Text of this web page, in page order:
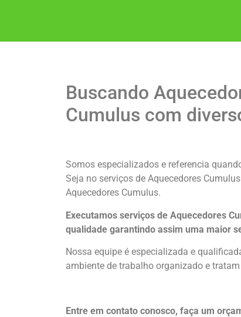
Buscando
Cumulus com
Somos especializados e referencia
Seja no serviços de Aquecedores Cumulus
Aquecedores Cumulus.
Executamos serviços de Aquecedores
qualidade garantindo assim uma maior
Nossa equipe é especializada e
ambiente de trabalho organizado e
Entre em contato conosco, faça um